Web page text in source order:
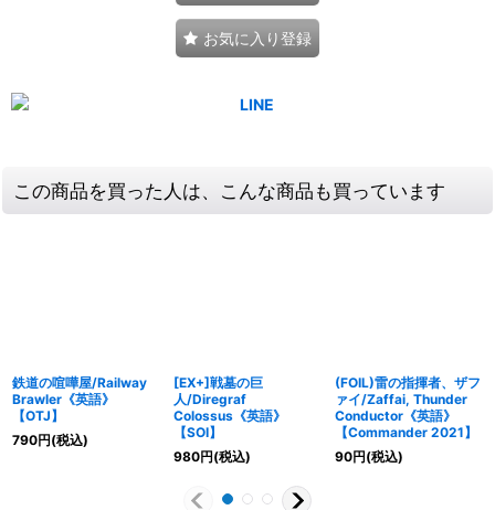
お気に入り登録
この商品を買った人は、こんな商品も買っています
鉄道の喧嘩屋/Railway
Brawler《英語》
【OTJ】
790円(税込)
[EX+]戦墓の巨
人/Diregraf
Colossus《英語》
【SOI】
980円(税込)
(FOIL)雷の指揮者、ザフ
ァイ/Zaffai, Thunder
Conductor《英語》
【Commander 2021】
90円(税込)